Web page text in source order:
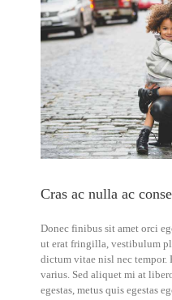
Larger
Image
Cras ac nulla ac
Donec finibus sit amet orci
ut erat fringilla, vestibulum
dictum vitae nisl nec
varius. Sed aliquet mi at
egestas, metus quis egestas